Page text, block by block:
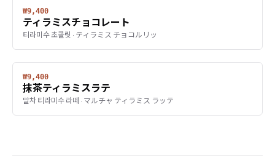
₩9,400
ティラミスチョコレート
티라미수 초콜릿 · ティラミス チョコルリッ
₩9,400
抹茶ティラミスラテ
말차 티라미수 라떼 · マルチャ ティラミス ラッテ